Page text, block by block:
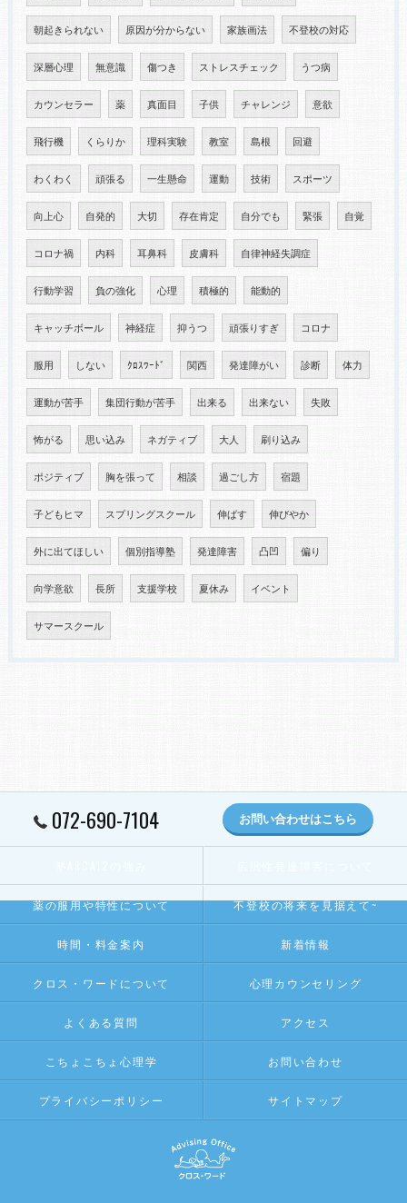
朝起きられない 原因が分からない 家族画法 不登校の対応
深層心理 無意識 傷つき ストレスチェック うつ病
カウンセラー 薬 真面目 子供 チャレンジ 意欲
飛行機 くらりか 理科実験 教室 島根 回避
わくわく 頑張る 一生懸命 運動 技術 スポーツ
向上心 自発的 大切 存在肯定 自分でも 緊張 自覚
コロナ禍 内科 耳鼻科 皮膚科 自律神経失調症
行動学習 負の強化 心理 積極的 能動的
キャッチボール 神経症 抑うつ 頑張りすぎ コロナ
服用 しない ｸﾛｽﾜｰﾄﾞ 関西 発達障がい 診断 体力
運動が苦手 集団行動が苦手 出来る 出来ない 失敗
怖がる 思い込み ネガティブ 大人 刷り込み
ポジティブ 胸を張って 相談 過ごし方 宿題
子どもヒマ スプリングスクール 伸ばす 伸びやか
外に出てほしい 個別指導塾 発達障害 凸凹 偏り
向学意欲 長所 支援学校 夏休み イベント
サマースクール
072-690-7104 お問い合わせはこちら
薬の服用や特性について 不登校の将来を見据えて~
時間・料金案内 新着情報
クロス・ワードについて 心理カウンセリング
よくある質問 アクセス
こちょこちょ心理学 お問い合わせ
プライバシーポリシー サイトマップ